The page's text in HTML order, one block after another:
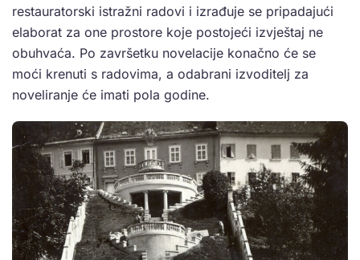
restauratorski istražni radovi i izrađuje se pripadajući
elaborat za one prostore koje postojeći izvještaj ne
obuhvaća. Po završetku novelacije konačno će se
moći krenuti s radovima, a odabrani izvoditelj za
noveliranje će imati pola godine.